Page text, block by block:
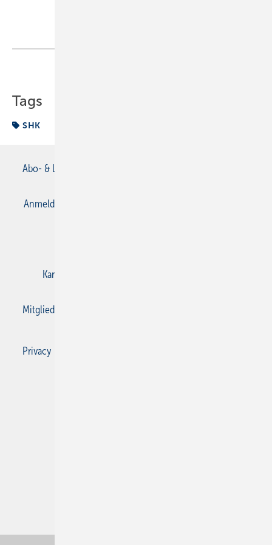
Tags
SHK
Abo- & Leserservice
Anmelden
Karriere bei Gentner
Mitgliedschaften und Engagement
Privacy Manager